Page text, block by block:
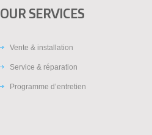
OUR SERVICES
Vente & installation
Service & réparation
Programme d’entretien